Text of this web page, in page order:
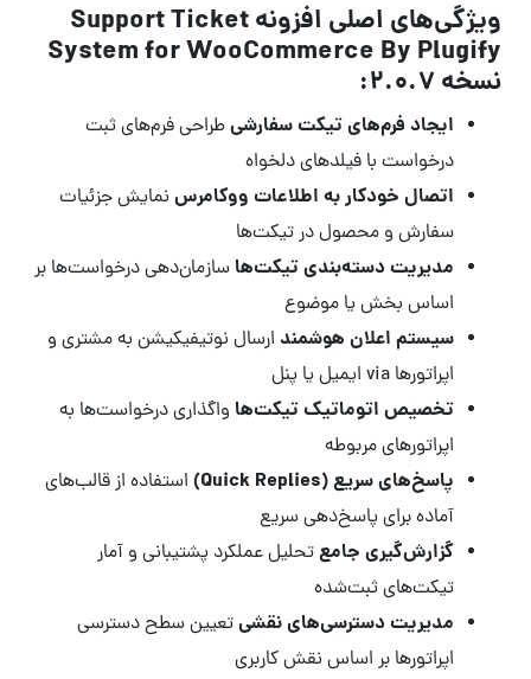
ویژگی‌های اصلی افزونه Support Ticket
System for WooCommerce By Plugify
نسخه 2.0.7:
ایجاد فرم‌های تیکت سفارشیطراحی فرم‌های ثبت
درخواست با فیلدهای دلخواه
اتصال خودکار به اطلاعات ووکامرس نمایش جزئیات
سفارش و محصول در تیکت‌ها
مدیریت دسته‌بندی تیکت‌ها سازمان‌دهی درخواست‌ها بر
اساس بخش یا موضوع
سیستم اعلان هوشمند ارسال نوتیفیکیشن به مشتری و
اپراتورها via ایمیل یا پنل
تخصیص اتوماتیک تیکت‌ها واگذاری درخواست‌ها به
اپراتورهای مربوطه
پاسخ‌های سریع (Quick Replies)
استفاده از قالب‌های
آماده برای پاسخ‌دهی سریع
گزارش‌گیری جامعتحلیل عملکرد پشتیبانی و آمار
تیکت‌های ثبت‌شده
مدیریت دسترسی‌های نقشیتعیین سطح دسترسی
اپراتورها بر اساس نقش کاربری